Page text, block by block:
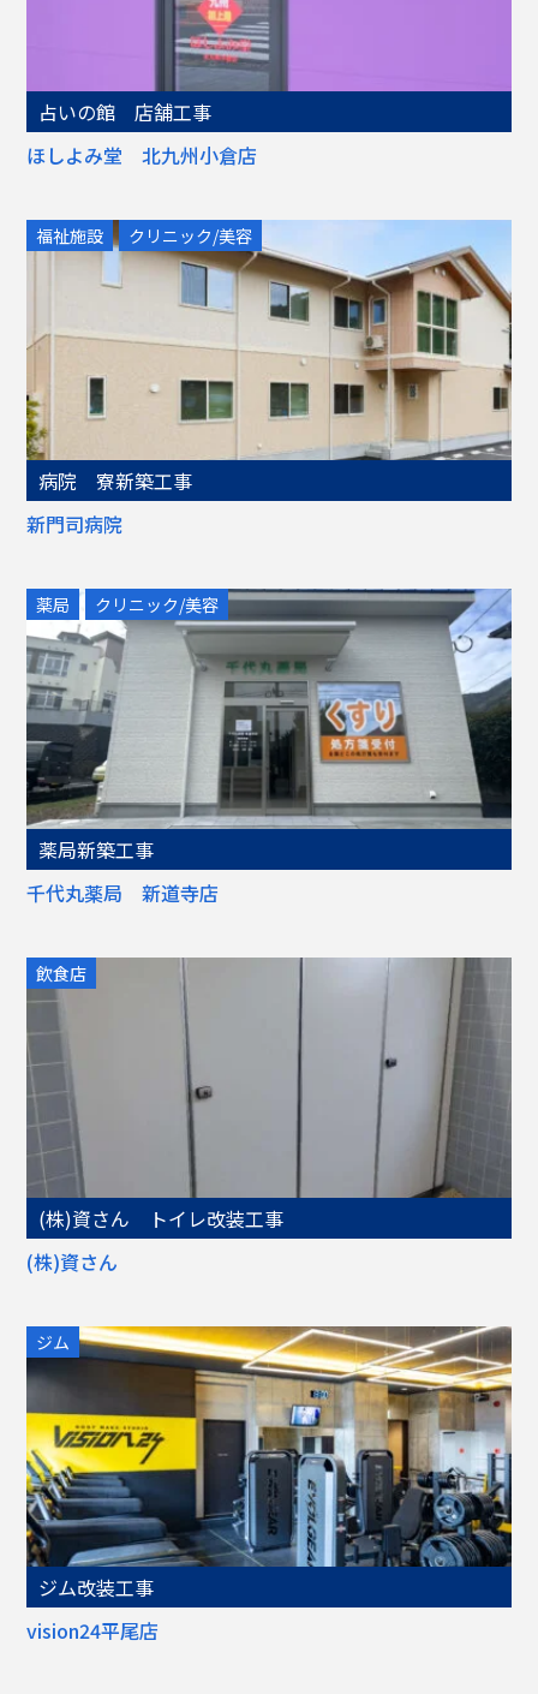
占いの館 店舗工事
ほしよみ堂 北九州小倉店
福祉施設 クリニック/美容
病院 寮新築工事
新門司病院
薬局 クリニック/美容
薬局新築工事
千代丸薬局 新道寺店
飲食店
(株)資さん トイレ改装工事
(株)資さん
ジム
ジム改装工事
vision24平尾店